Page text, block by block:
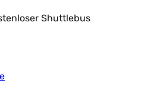
Shuttlebus